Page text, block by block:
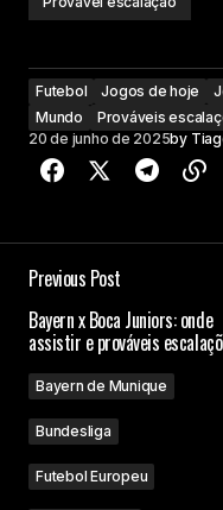
Futebol Jogos de hoje
Mundo
Prováveis
20 de junho de 2025by
Previous Post
Bayern x Boca Juniors: onde
assistir e prováveis
Bayern de Munique
Bundesliga
Futebol Europeu